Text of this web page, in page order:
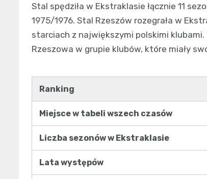
Stal spędziła w Ekstraklasie łącznie 11
1975/1976. Stal Rzeszów rozegrała w
starciach z największymi polskimi
Rzeszowa w grupie klubów, które miały
Ranking
Miejsce w tabeli wszech czasów
Liczba sezonów w Ekstraklasie
Lata występów